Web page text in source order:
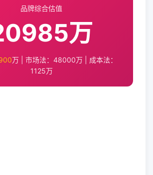
品牌综合估值
万
万 | 市场法： 48000万 | 成本法：
1125万